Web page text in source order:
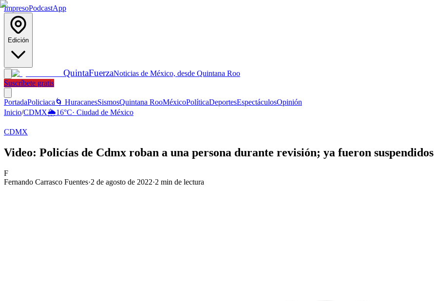
ImpresoPodcastApp
Edición
QuintaFuerzaNoticias de México, desde Quintana Roo
Suscríbete gratis
PortadaPoliciaca 🌀 HuracanesSismosQuintana RooMéxicoPolíticaDeportesEspectáculosOpinión
Inicio/CDMX🌦️16°C· Ciudad de México
CDMX
Video: Policías de Cdmx roban a una persona durante revisión; ya fueron suspendidos
F
Fernando Carrasco Fuentes·2 de agosto de 2022·2 min de lectura